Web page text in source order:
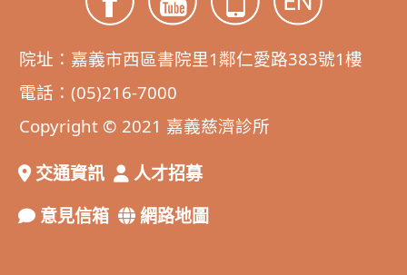
院址：嘉義市西區書院里1鄰仁愛路383號1樓
電話：(05)216-7000
Copyright © 2021 嘉義慈濟診所
交通資訊
人才招募
意見信箱
網路地圖